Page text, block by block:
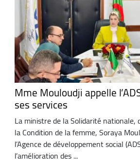
Mme Mouloudji appelle
ses services
La ministre de la Solidarité nationale,
la Condition de la femme, Soraya
l’Agence de développement social
l’amélioration des ...